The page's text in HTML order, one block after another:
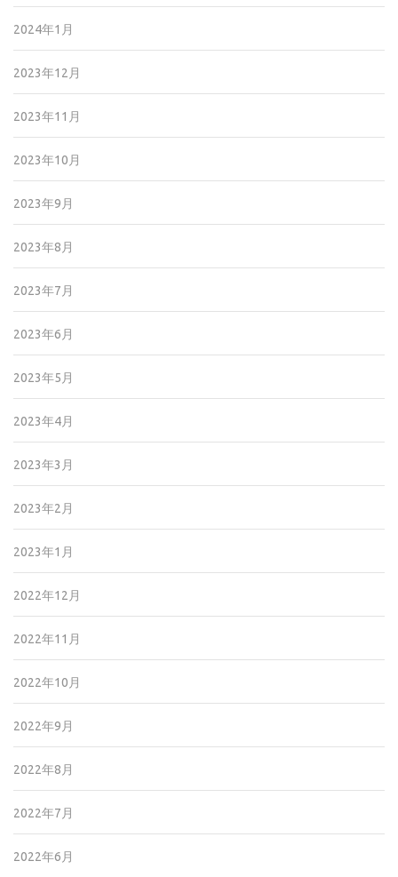
2024年1月
2023年12月
2023年11月
2023年10月
2023年9月
2023年8月
2023年7月
2023年6月
2023年5月
2023年4月
2023年3月
2023年2月
2023年1月
2022年12月
2022年11月
2022年10月
2022年9月
2022年8月
2022年7月
2022年6月